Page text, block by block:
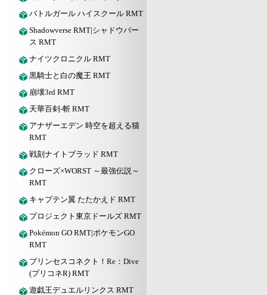
バトルガール ハイスクール RMT
Shadowverse RMT|シャドウバー
ス RMT
ナイツクロニクル RMT
黒騎士と白の魔王 RMT
崩壊3rd RMT
天華百剣-斬 RMT
アナザーエデン 時空を超える猫
RMT
戦刻ナイトブラッド RMT
クローズ×WORST ～最強伝説～
RMT
キャプテン翼 たたかえド RMT
プロジェクト東京ドールズ RMT
Pokémon GO RMT|ポケモンGO
RMT
プリンセスコネクト！Re：Dive
(プリコネR) RMT
遊戯王デュエルリンクス RMT